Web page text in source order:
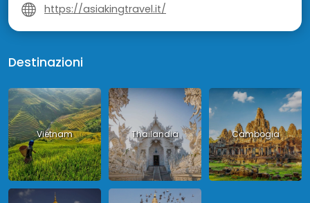
https://asiakingtravel.it/
Destinazioni
Vietnam Thailandia Cambogia